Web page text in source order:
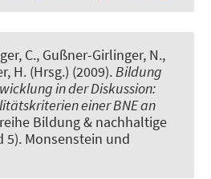
C., Gußner-Girlinger, N.,
H. (Hrsg.) (2009).Bildung
in der Diskussion:
einer BNE an
Bildung & nachhaltige
5). Monsenstein und